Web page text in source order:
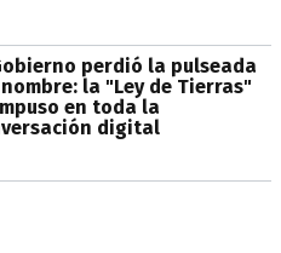
perdió la pulseada
la "Ley de Tierras"
en toda la
digital